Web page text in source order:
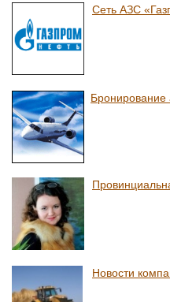
Сеть АЗС
Бронирование
Новости